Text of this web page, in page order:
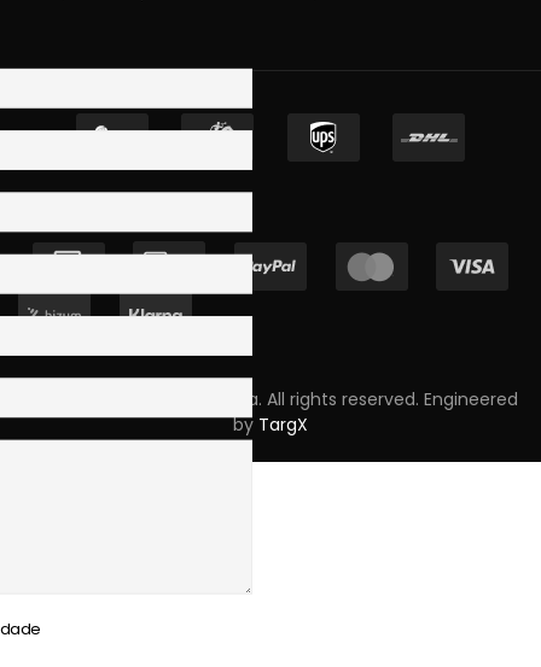
Copyright © 2023 Skpro, Lda. All rights reserved. Engineered
by TargX